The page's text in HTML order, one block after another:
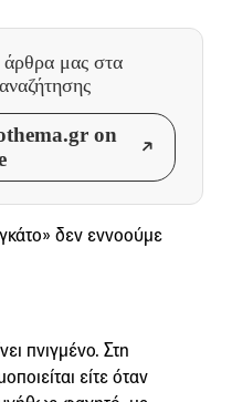
άρθρα μας στα
on
δεν εννοούμε
πνιγμένο. Στη
είτε όταν